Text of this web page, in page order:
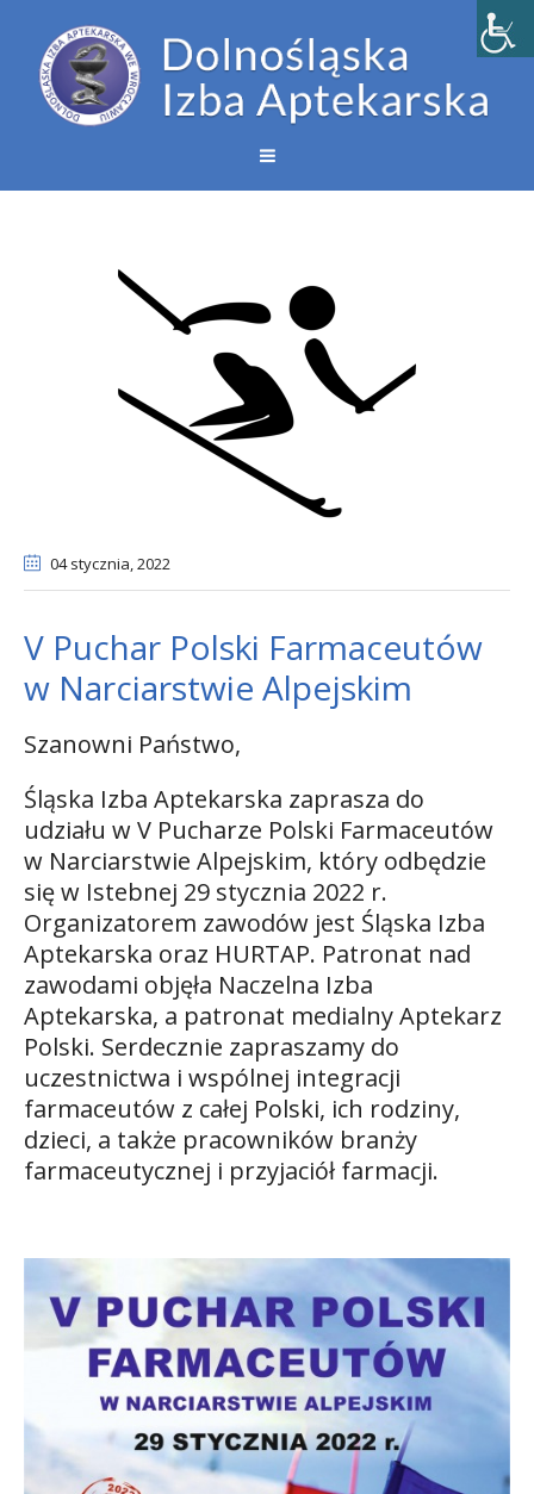
04 stycznia, 2022
V Puchar Polski Farmaceutów
w Narciarstwie Alpejskim
Szanowni Państwo,
Śląska Izba Aptekarska zaprasza do
udziału w V Pucharze Polski Farmaceutów
w Narciarstwie Alpejskim, który odbędzie
się w Istebnej 29 stycznia 2022 r.
Organizatorem zawodów jest Śląska Izba
Aptekarska oraz HURTAP. Patronat nad
zawodami objęła Naczelna Izba
Aptekarska, a patronat medialny Aptekarz
Polski. Serdecznie zapraszamy do
uczestnictwa i wspólnej integracji
farmaceutów z całej Polski, ich rodziny,
dzieci, a także pracowników branży
farmaceutycznej i przyjaciół farmacji.